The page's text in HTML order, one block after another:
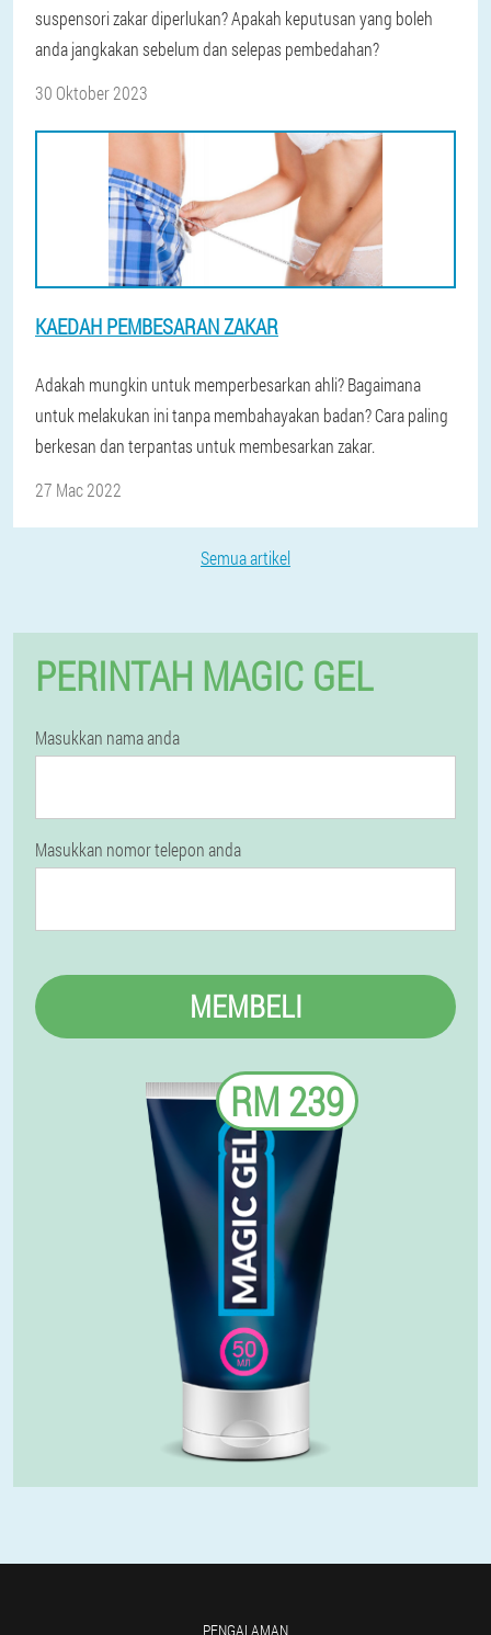
suspensori zakar diperlukan? Apakah keputusan yang boleh
anda jangkakan sebelum dan selepas pembedahan?
30 Oktober 2023
KAEDAH PEMBESARAN ZAKAR
Adakah mungkin untuk memperbesarkan ahli? Bagaimana
untuk melakukan ini tanpa membahayakan badan? Cara paling
berkesan dan terpantas untuk membesarkan zakar.
27 Mac 2022
Semua artikel
PERINTAH MAGIC GEL
Masukkan nama anda
Masukkan nomor telepon anda
MEMBELI
RM 239
PENGALAMAN